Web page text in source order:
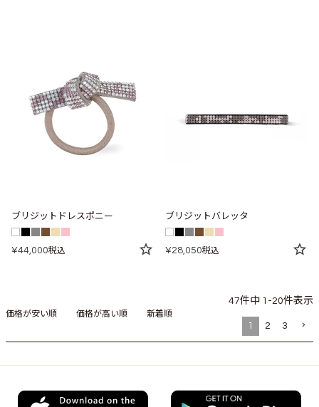
ブリジットドレスポニー
¥44,000税込
ブリジットバレッタ
¥28,050税込
価格が安い順 価格が高い順 新着順
47件中 1 -20件表示
1 2 3